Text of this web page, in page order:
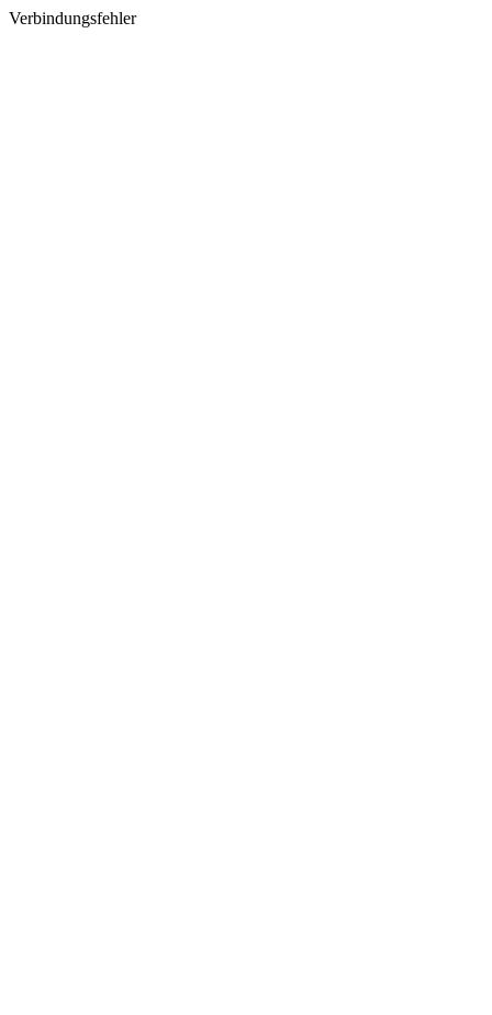
Verbindungsfehler